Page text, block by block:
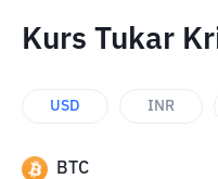
Kurs Tukar
USD INR
BTC